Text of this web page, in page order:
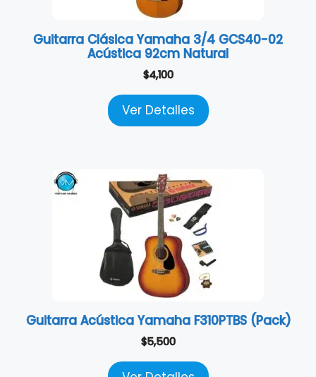
Guitarra Clásica Yamaha 3/4 GCS40-02
Acústica 92cm Natural
$4,100
Ver Detalles
Guitarra Acústica Yamaha F310PTBS (Pack)
$5,500